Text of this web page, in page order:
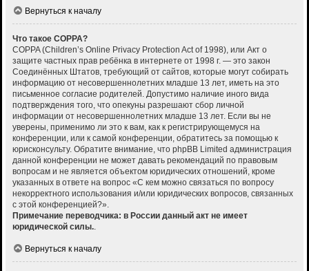
Вернуться к началу
Что такое COPPA?
COPPA (Children’s Online Privacy Protection Act of 1998), или Акт о
защите частных прав ребёнка в интернете от 1998 г. — это закон
Соединённых Штатов, требующий от сайтов, которые могут собирать
информацию от несовершеннолетних младше 13 лет, иметь на это
письменное согласие родителей. Допустимо наличие иного вида
подтверждения того, что опекуны разрешают сбор личной
информации от несовершеннолетних младше 13 лет. Если вы не
уверены, применимо ли это к вам, как к регистрирующемуся на
конференции, или к самой конференции, обратитесь за помощью к
юрисконсульту. Обратите внимание, что phpBB Limited администрация
данной конференции не может давать рекомендаций по правовым
вопросам и не является объектом юридических отношений, кроме
указанных в ответе на вопрос «С кем можно связаться по вопросу
некорректного использования и/или юридических вопросов, связанных
с этой конференцией?».
Примечание переводчика: в России данный акт не имеет
юридической силы..
Вернуться к началу